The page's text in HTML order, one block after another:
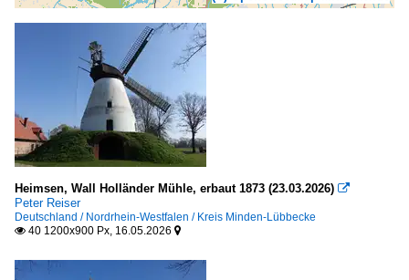
Heimsen, Wall Holländer Mühle, erbaut 1873 (23.03.2026) 
Peter Reiser
Deutschland / Nordrhein-Westfalen / Kreis Minden-Lübbecke
 40 1200x900 Px, 16.05.2026 